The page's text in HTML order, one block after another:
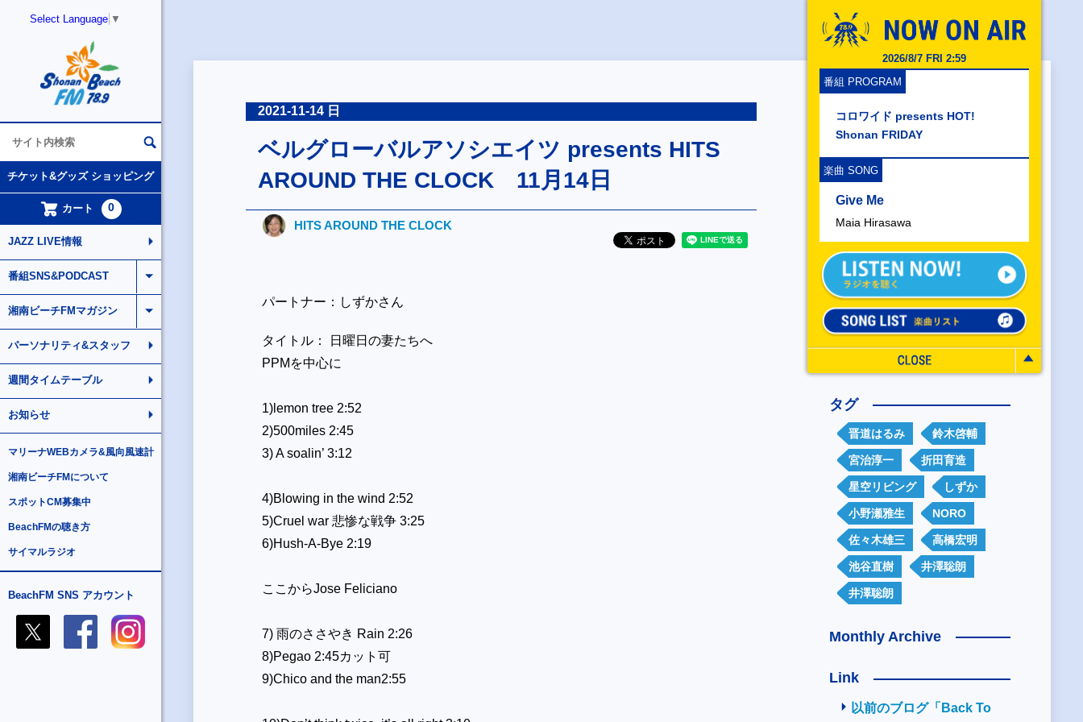
Select Language ▼
2026/8/7 FRI 2:59
番組 PROGRAM
コロワイド presents HOT!
Shonan FRIDAY
楽曲 SONG
Give Me
Maia Hirasawa
チケット&グッズ ショッピング
カート 0
JAZZ LIVE情報
番組SNS&PODCAST
湘南ビーチFMマガジン
パーソナリティ&スタッフ
週間タイムテーブル
お知らせ
マリーナWEBカメラ&風向風速計
湘南ビーチFMについて
スポットCM募集中
BeachFMの聴き方
サイマルラジオ
BeachFM SNS アカウント
2021-11-14 日
ベルグローバルアソシエイツ presents HITS
AROUND THE CLOCK 11月14日
HITS AROUND THE CLOCK
パートナー：しずかさん
タイトル： 日曜日の妻たちへ
PPM を中心に
1)lemon tree 2:52
2)500miles 2:45
3) A soalin’ 3:12
4)Blowing in the wind 2:52
5)Cruel war 悲惨な戦争 3:25
6)Hush-A-Bye 2:19
ここからJose Feliciano
7) 雨のささやき Rain 2:26
8)Pegao 2:45カット可
9)Chico and the man2:55
タグ
晋道はるみ 鈴木啓輔
宮治淳一 折田育造
星空リビング しずか
小野瀬雅生 NORO
佐々木雄三 高橋宏明
池谷直樹 井澤聡朗
井澤聡朗
Monthly Archive
Link
以前のブログ「Back To